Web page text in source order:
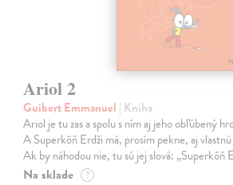
Ariol 2
Guibert Emmanuel | Kniha
Ariol je tu zas a spolu s ním aj jeho obľúbený
A Superkôň Erdži má, prosím pekne, aj
Ak by náhodou nie, tu sú jej slová: „Superkôň
Na sklade ?